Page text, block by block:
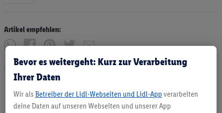
Artikel empfehlen:
Bevor es weitergeht: Kurz zur Verarbeitung
Ihrer Daten
Wir als Betreiber der Lidl-Webseiten und Lidl-App verarbeiten
deine Daten auf unseren Webseiten und unserer App